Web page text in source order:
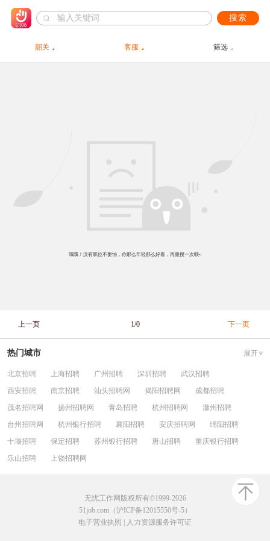
搜索
韶关 客服 筛选
哦哦！没有职位不要怕，你那么年轻那么好看，再重搜一次呗~
上一页 1/0 下一页
热门城市 展开
北京招聘 上海招聘 广州招聘 深圳招聘
武汉招聘
西安招聘
南京招聘 汕头招聘网 揭阳招聘网
成都招聘
茂名招聘网
扬州招聘网 青岛招聘 杭州招聘网
滁州招聘
台州招聘网
杭州银行招聘 襄阳招聘 安庆招聘网
绵阳招聘
十堰招聘
保定招聘 苏州银行招聘 唐山招聘
重庆银行招聘
乐山招聘
上饶招聘网
无忧工作网版权所有©1999-2026
51job.com（沪ICP备12015550号-5）
电子营业执照
人力资源服务许可证